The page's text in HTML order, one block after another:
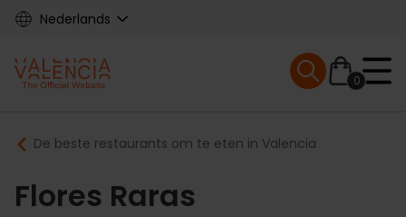
Skip
content
Nederlands
Main
navigation
0
Mobile menu
Breadcrumb
De beste restaurants om te eten in Valencia
Flores Raras